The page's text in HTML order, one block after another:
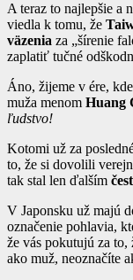
A teraz to najlepšie a
viedla k tomu, že
väzenia za „šírenie
zaplatiť tučné
Áno, žijeme v ére,
muža menom Huang
ľudstvo!
Kotomi už za
to, že si dovolili
tak stal len ďalším
V Japonsku už majú
označenie pohlavia,
že vás pokutujú za to,
ako muž, neoznačíte